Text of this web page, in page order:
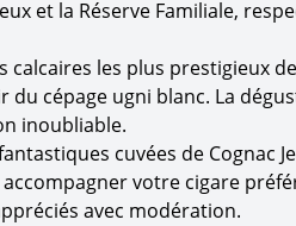
et la Réserve Familiale,
calcaires les plus prestigieux
cépage ugni blanc. La
inoubliable.
cuvées de Cognac
votre cigare
avec modération.